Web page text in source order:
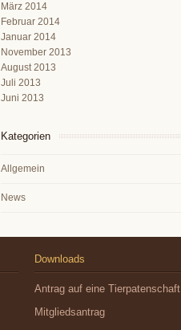
März 2014
Februar 2014
Januar 2014
November 2013
August 2013
Juli 2013
Juni 2013
Kategorien
Allgemein
News
Downloads
Antrag auf eine Tierpatenschaft
Mitgliedsantrag